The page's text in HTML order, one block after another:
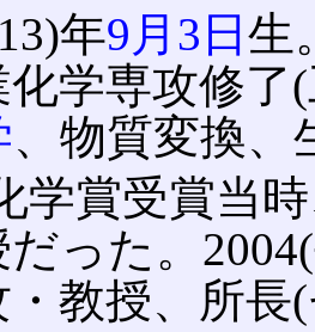
年9月3日生
化学専攻修
、物質変換、
学賞受賞当
だった。
・教授、所